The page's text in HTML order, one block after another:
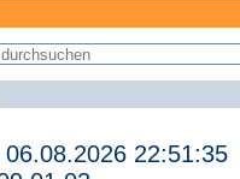
menu
22:51:35